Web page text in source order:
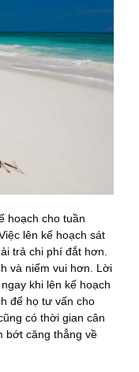
hoạch cho tuần
lên kế hoạch sát
trả chi phí đắt hơn.
và niểm vui hơn. Lời
khi lên kế hoạch
để họ tư vấn cho
có thời gian cân
bớt căng thẳng về